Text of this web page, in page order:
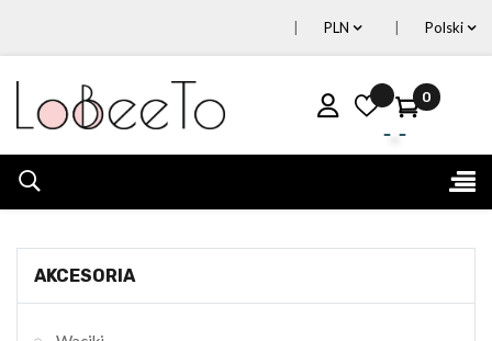
Polski
PLN
0
☰
AKCESORIA